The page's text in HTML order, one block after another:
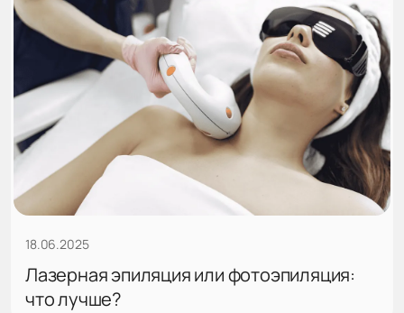
18.06.2025
Лазерная эпиляция или фотоэпиляция:
что лучше?